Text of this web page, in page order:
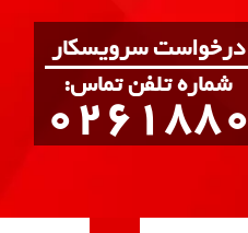
درخواست سرویسکار
:شماره تلفن تماس
0261880